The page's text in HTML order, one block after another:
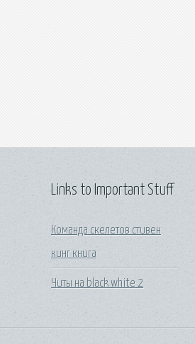
Links to Important Stuff
Команда скелетов стивен
кинг книга
Читы на black white 2